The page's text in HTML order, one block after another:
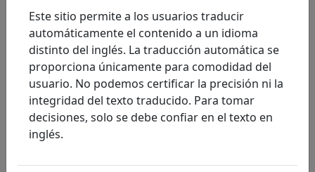
vehículos de pasajeros ecoEnergy, galardonados y de
bajo consumo.
ProResp está orgulloso de nuestro compromiso
continuo con el medio ambiente y continuará con
nuestro enfoque proactivo para operar una flota de
vehículos ecológicos.
Este sitio permite a los usuarios traducir
automáticamente el contenido a un idioma
distinto del inglés. La traducción automática se
proporciona únicamente para comodidad del
usuario. No podemos certificar la precisión ni la
integridad del texto traducido. Para tomar
decisiones, solo se debe confiar en el texto en
inglés.